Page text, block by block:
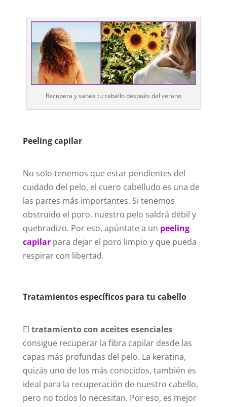
Recupera y sanea tu cabello después del verano
Peeling capilar
No solo tenemos que estar pendientes del
cuidado del pelo, el cuero cabelludo es una de
las partes más importantes. Si tenemos
obstruido el poro, nuestro pelo saldrá débil y
quebradizo. Por eso, apúntate a un peeling
capilarpara dejar el poro limpio y que pueda
respirar con libertad.
Tratamientos específicos para tu cabello
El tratamiento con aceites esenciales
consigue recuperar la fibra capilar desde las
capas más profundas del pelo. La keratina,
quizás uno de los más conocidos, también es
ideal para la recuperación de nuestro cabello,
pero no todos lo necesitan. Por eso, es mejor